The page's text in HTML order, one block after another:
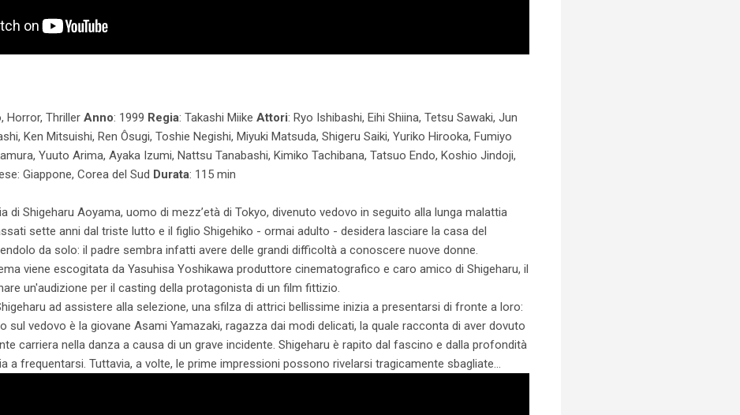
Horror, Thriller Anno: 1999 Regia: Takashi Miike Attori: Ryo Ishibashi, Eihi Shiina, Tetsu Sawaki, Jun
Ken Mitsuishi, Ren Ôsugi, Toshie Negishi, Miyuki Matsuda, Shigeru Saiki, Yuriko Hirooka, Fumiyo
Yuuto Arima, Ayaka Izumi, Nattsu Tanabashi, Kimiko Tachibana, Tatsuo Endo, Koshio Jindoji,
Giappone, Corea del Sud Durata: 115 min
di Shigeharu Aoyama, uomo di mezz’età di Tokyo, divenuto vedovo in seguito alla lunga malattia
sette anni dal triste lutto e il figlio Shigehiko - ormai adulto - desidera lasciare la casa del
da solo: il padre sembra infatti avere delle grandi difficoltà a conoscere nuove donne.
viene escogitata da Yasuhisa Yoshikawa produttore cinematografico e caro amico di Shigeharu, il
un'audizione per il casting della protagonista di un film fittizio.
ad assistere alla selezione, una sfilza di attrici bellissime inizia a presentarsi di fronte a loro:
sul vedovo è la giovane Asami Yamazaki, ragazza dai modi delicati, la quale racconta di aver dovuto
carriera nella danza a causa di un grave incidente. Shigeharu è rapito dal fascino e dalla profondità
a frequentarsi. Tuttavia, a volte, le prime impressioni possono rivelarsi tragicamente sbagliate…